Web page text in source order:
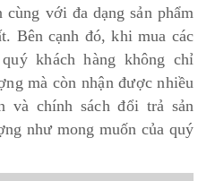
với đa dạng sản phẩm
Bên cạnh đó, khi mua các
khách hàng không chỉ
mà còn nhận được nhiều
và chính sách đổi trả sản
như mong muốn của quý